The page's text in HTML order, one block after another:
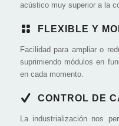
acústico muy superior a la
FLEXIBLE Y
Facilidad para ampliar o
suprimiendo módulos en
en cada momento.
CONTROL DE
La industrialización nos